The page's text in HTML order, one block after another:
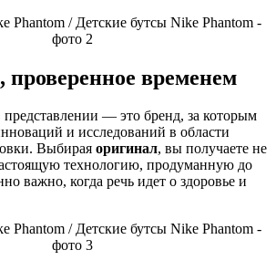
проверенное временем
— это бренд, за которым
и исследований в области
Выбирая оригинал, вы получаете не
технологию, продуманную до
важно, когда речь идет о здоровье и